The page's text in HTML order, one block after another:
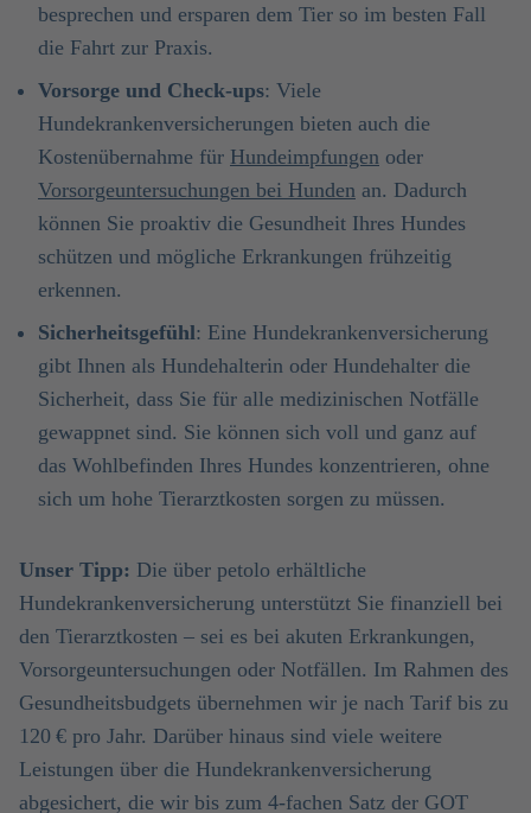
besprechen und ersparen dem Tier so im besten Fall
die Fahrt zur Praxis.
Vorsorge und Check-ups: Viele
Hundekrankenversicherungen bieten auch die
Kostenübernahme für Hundeimpfungen oder
Vorsorgeuntersuchungen bei Hunden an. Dadurch
können Sie proaktiv die Gesundheit Ihres Hundes
schützen und mögliche Erkrankungen frühzeitig
erkennen.
Sicherheitsgefühl: Eine Hundekrankenversicherung
gibt Ihnen als Hundehalterin oder Hundehalter die
Sicherheit, dass Sie für alle medizinischen Notfälle
gewappnet sind. Sie können sich voll und ganz auf
das Wohlbefinden Ihres Hundes konzentrieren, ohne
sich um hohe Tierarztkosten sorgen zu müssen.
Unser Tipp: Die über petolo erhältliche
Hundekrankenversicherung unterstützt Sie finanziell bei
den Tierarztkosten – sei es bei akuten Erkrankungen,
Vorsorgeuntersuchungen oder Notfällen. Im Rahmen des
Gesundheitsbudgets übernehmen wir je nach Tarif bis zu
120 € pro Jahr. Darüber hinaus sind viele weitere
Leistungen über die Hundekrankenversicherung
abgesichert, die wir bis zum 4-fachen Satz der GOT